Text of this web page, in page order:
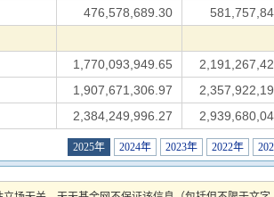
476,578,689.30
1,770,093,949.65
1,907,671,306.97
2,384,249,996.27
2025年 2024年 2023年 2022年